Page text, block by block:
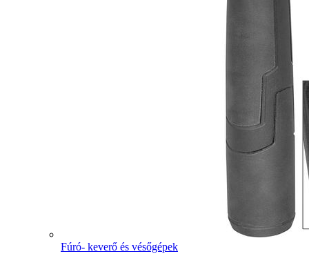
Fúró- keverő és vésőgépek